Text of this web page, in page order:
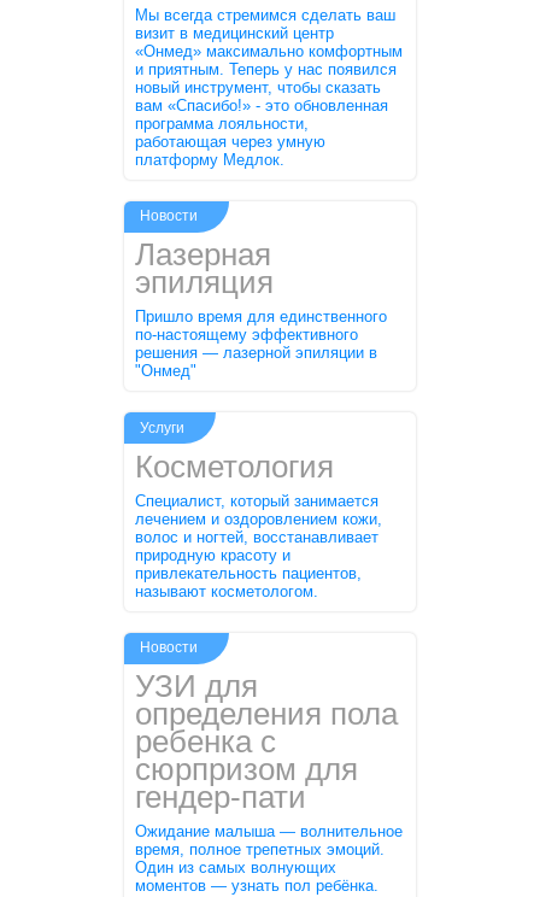
Мы всегда стремимся сделать ваш
визит в медицинский центр
«Онмед» максимально комфортным
и приятным. Теперь у нас появился
новый инструмент, чтобы сказать
вам «Спасибо!» - это обновленная
программа лояльности,
работающая через умную
платформу Медлок.
Лазерная
эпиляция
Пришло время для единственного
по-настоящему эффективного
решения — лазерной эпиляции в
"Онмед"
Новости
Косметология
Специалист, который занимается
лечением и оздоровлением кожи,
волос и ногтей, восстанавливает
природную красоту и
привлекательность пациентов,
называют косметологом.
Услуги
УЗИ для
определения пола
ребенка с
сюрпризом для
гендер-пати
Ожидание малыша — волнительное
время, полное трепетных эмоций.
Один из самых волнующих
моментов — узнать пол ребёнка.
Новости